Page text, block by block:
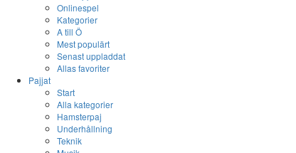
Onlinespel
Kategorier
A till Ö
Mest populärt
Senast uppladdat
Allas favoriter
Pajjat
Start
Alla kategorier
Hamsterpaj
Underhållning
Teknik